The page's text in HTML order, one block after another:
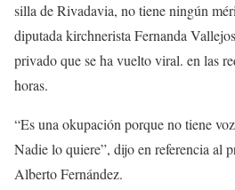
silla de Rivadavia, no tiene ningún
diputada kirchnerista Fernanda
privado que se ha vuelto viral. en las
horas.
“Es una okupación porque no tiene
Nadie lo quiere”, dijo en referencia al
Alberto Fernández.